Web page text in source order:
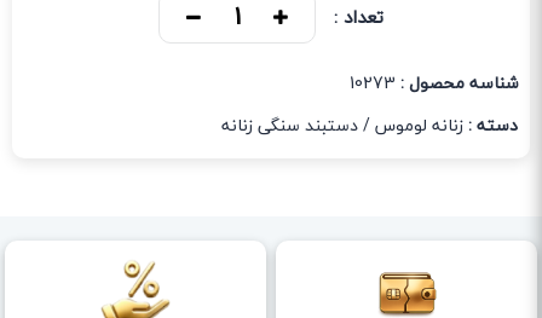
تعداد :
شناسه محصول : 10273
دسته :زنانه لوموس/دستبند سنگی زنانه